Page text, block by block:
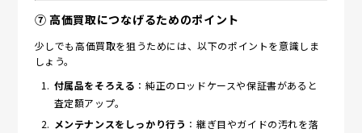
⑦ 高価買取につなげるためのポイント
少しでも高価買取を狙うためには、以下のポイントを意識しま
しょう。
付属品をそろえる ：純正のロッドケースや保証書があると
査定額アップ。
メンテナンスをしっかり行う ：継ぎ目やガイドの汚れを落